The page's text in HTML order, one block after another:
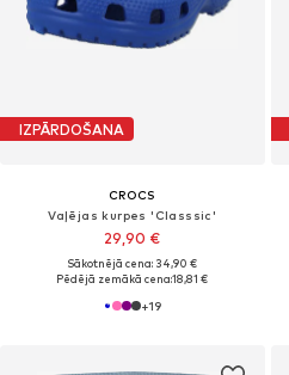
IZPĀRDOŠANA
CROCS
Vaļējas kurpes 'Classsic'
29,90 €
Sākotnējā cena: 34,90 €
Pēdējā zemākā cena:18,81 €
+19